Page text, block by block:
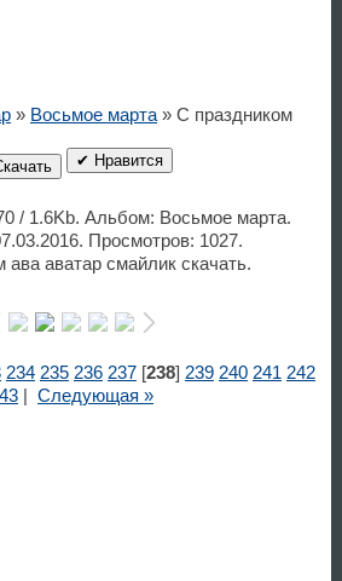
» Восьмое марта» С праздником
✔ Нравится
/ 1.6Kb. Альбом: Восьмое марта.
Просмотров: 1027.
ава аватар смайлик скачать.
234 235 236 237[238] 239 240 241 242
| Следующая »